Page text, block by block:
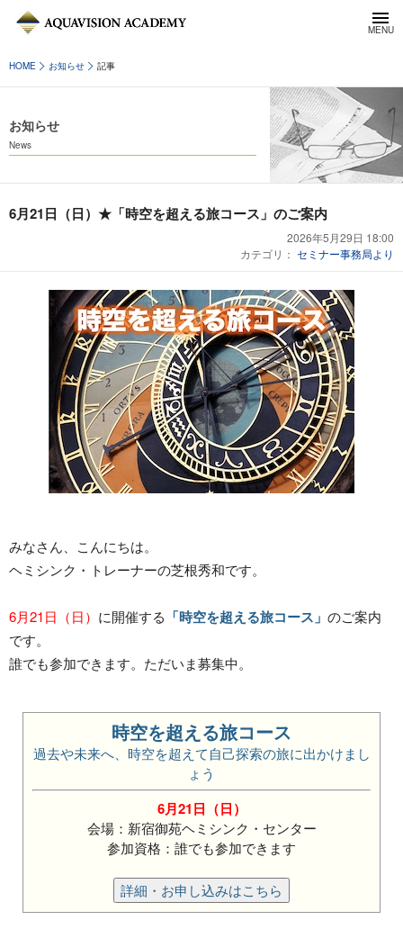
HOME お知らせ 記事
お知らせ
News
6月21日（日）★「時空を超える旅コース」のご案内
2026年5月29日 18:00
カテゴリ： セミナー事務局より
みなさん、こんにちは。
ヘミシンク・トレーナーの芝根秀和です。
6月21日（日） に開催する 「時空を超える旅コース」 のご案内
です。
誰でも参加できます。ただいま募集中。
時空を超える旅コース
過去や未来へ、時空を超えて自己探索の旅に出かけまし
ょう
6月21日（日）
会場：新宿御苑ヘミシンク・センター
参加資格：誰でも参加できます
詳細・お申し込みはこちら